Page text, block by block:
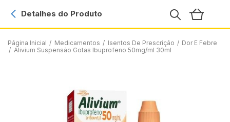
Página Inicial / Medicamentos / Isentos De Prescrição / Dor E Febre
/ Alivium Suspensão Gotas Ibuprofeno 50mg/ml 30ml
Detalhes do Produto